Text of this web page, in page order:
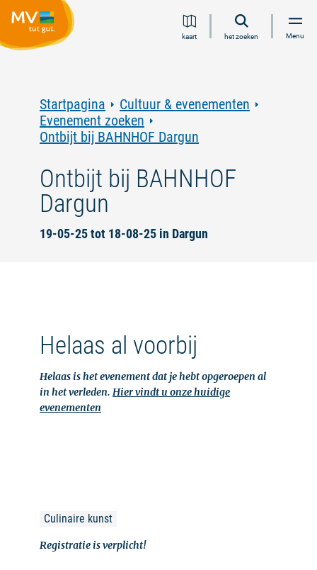
Ga
naar
Ga
naar
Ga
naar
Ga
naar
kaart het zoeken Menu
Startpagina
Cultuur & evenementen
Evenement zoeken
Ontbijt bij BAHNHOF Dargun
Ontbijt bij BAHNHOF
Dargun
19-05-25 tot 18-08-25 in Dargun
Helaas al voorbij
Helaas is het evenement dat je hebt opgeroepen al
in het verleden. Hier vindt u onze huidige
evenementen
Culinaire kunst
Registratie is verplicht!